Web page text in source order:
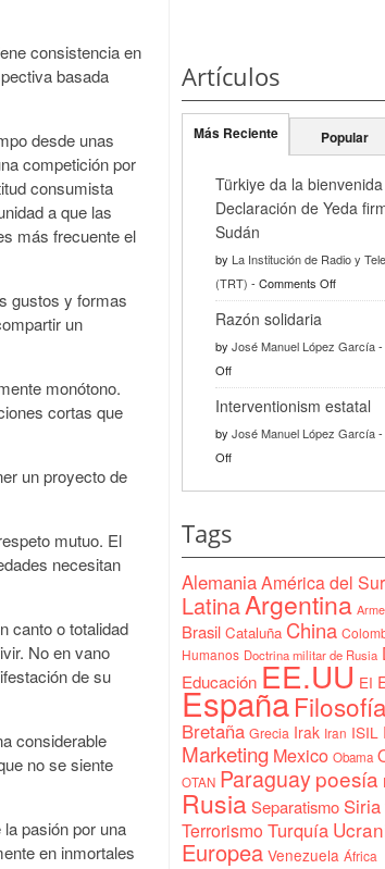
consistencia en
basada
desde unas
competición por
consumista
a que las
más frecuente el
gustos y formas
un
monótono.
cortas que
un proyecto de
mutuo. El
necesitan
canto o totalidad
No en vano
de su
considerable
no se siente
pasión por una
en inmortales
Artículos
Más Reciente Popular
Türkiye da la
Declaración de Yeda
Sudán
by La Institución de Radio y
(TRT) - Comments Offon
Türkiye
la
a
Yeda
Razón solidaria
by José Manuel López García-
Offon
Razón
solidaria
Interventionism estatal
by José Manuel López García-
Offon
Tags
AlemaniaAmérica del Sur
LatinaArgentina
Brasil Cataluña China
Humanos Doctrina militar de Rusia
Educación EE.UU EI
EspañaFilosofía
Bretaña Grecia Irak Iran ISIL
Marketing Mexico Obama
OTAN Paraguaypoesía
RusiaSeparatismo Siria
Terrorismo Turquía
Europea Venezuela África